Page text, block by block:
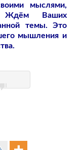
мыслями,
Ждём Ваших
темы. Это
мышления и